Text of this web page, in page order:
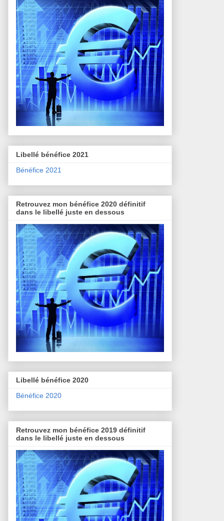
Libellé bénéfice 2021
Bénéfice 2021
Retrouvez mon bénéfice 2020 définitif
dans le libellé juste en dessous
Libellé bénéfice 2020
Bénéfice 2020
Retrouvez mon bénéfice 2019 définitif
dans le libellé juste en dessous